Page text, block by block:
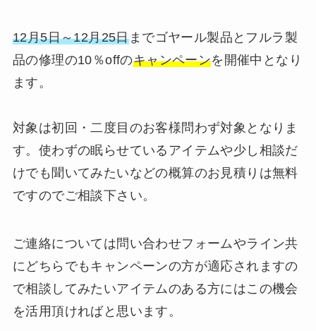
12月5日～12月25日までゴヤール製品とフルラ製
品の修理の10％offのキャンペーンを開催中となり
ます。
対象は初回・二度目のお客様問わず対象となりま
す。使わずの眠らせているアイテムや少し相談だ
けでも聞いてみたいなどの概算のお見積りは無料
ですのでご相談下さい。
ご連絡については問い合わせフォームやライン共
にどちらでもキャンペーンの方が適応されますの
で相談してみたいアイテムのある方にはこの機会
を活用頂ければと思います。